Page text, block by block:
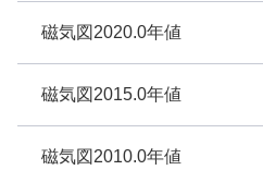
磁気図2020.0年値
磁気図2015.0年値
磁気図2010.0年値